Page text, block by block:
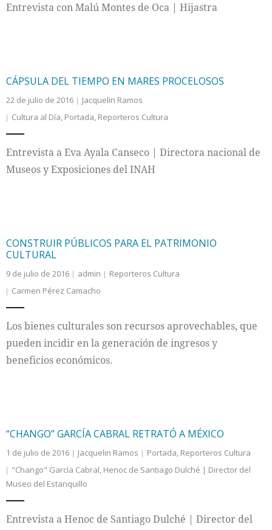
Entrevista con Malú Montes de Oca | Hijastra
CÁPSULA DEL TIEMPO EN MARES PROCELOSOS
22 de julio de 2016
Jacquelin Ramos
Cultura al Día, Portada, Reporteros Cultura
Entrevista a Eva Ayala Canseco | Directora nacional de
Museos y Exposiciones del INAH
CONSTRUIR PÚBLICOS PARA EL PATRIMONIO
CULTURAL
9 de julio de 2016 admin
Reporteros Cultura
Carmen Pérez Camacho
Los bienes culturales son recursos aprovechables, que
pueden incidir en la generación de ingresos y
beneficios económicos.
“CHANGO” GARCÍA CABRAL RETRATÓ A MÉXICO
1 de julio de 2016 Jacquelin Ramos Portada, Reporteros Cultura
"Chango" García Cabral, Henoc de Santiago Dulché | Director del
Museo del Estanquillo
Entrevista a Henoc de Santiago Dulché | Director del